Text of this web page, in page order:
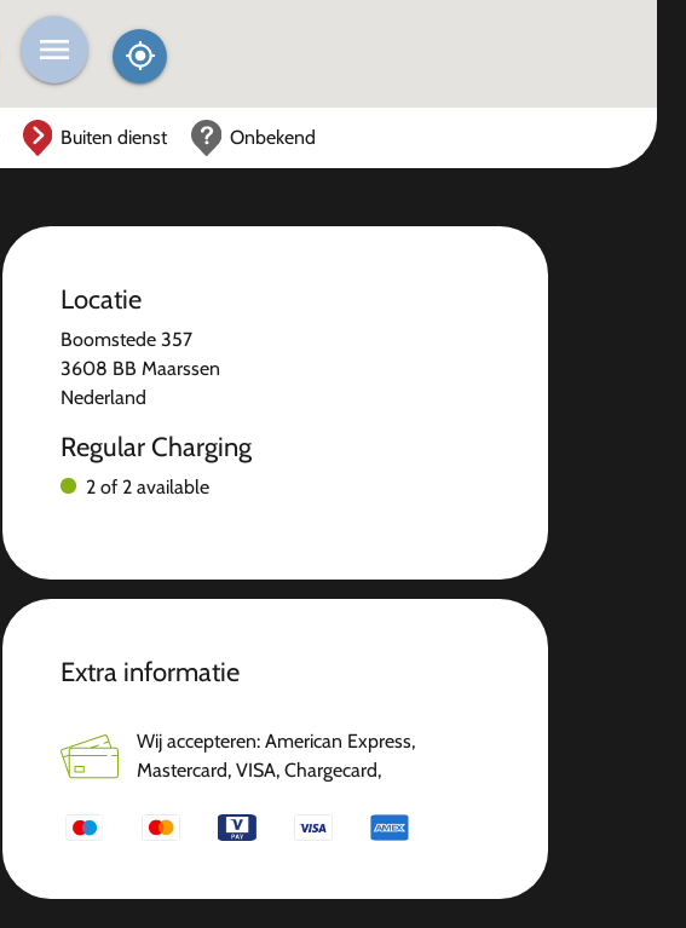
Buiten dienst Onbekend
Locatie
Boomstede 357
3608 BB Maarssen
Nederland
Regular Charging
2 of 2 available
Extra informatie
Wij accepteren: American Express,
Mastercard, VISA, Chargecard,